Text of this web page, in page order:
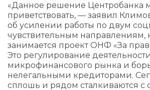
«Данное решение Центробанка
приветствовать, — заявил
об усилении работы по двум
чувствительным направлениям,
занимается проект ОНФ «За
Это регулирование деятельности
микрофинансового рынка и
нелегальными кредиторами.
сплошь и рядом сталкиваются с